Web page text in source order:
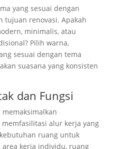
yang sesuai dengan
tujuan renovasi. Apakah
minimalis, atau
Pilih warna,
sesuai dengan tema
suasana yang konsisten
dan Fungsi
memaksimalkan
alur kerja yang
ruang untuk
kerja individu, ruang